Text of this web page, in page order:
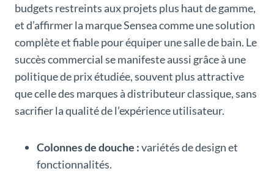
budgets restreints aux projets plus haut de gamme,
et d’affirmer la marque Sensea comme une solution
complète et fiable pour équiper une salle de bain. Le
succès commercial se manifeste aussi grâce à une
politique de prix étudiée, souvent plus attractive
que celle des marques à distributeur classique, sans
sacrifier la qualité de l’expérience utilisateur.
Colonnes de douche :variétés de design et
fonctionnalités.